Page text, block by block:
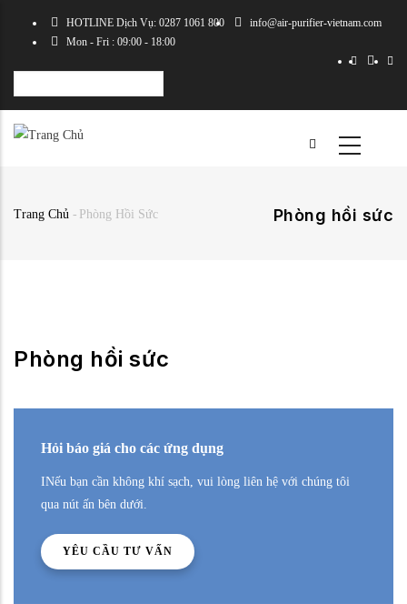
HOTLINE Dịch Vụ: 0287 1061 800
info@air-purifier-vietnam.com
Mon - Fri : 09:00 - 18:00
your
Phòng hồi sức
Trang Chủ - Phòng Hồi Sức
Phòng hồi sức
Hỏi báo giá cho các ứng dụng
INếu bạn cần không khí sạch, vui lòng liên hệ với chúng tôi
qua nút ấn bên dưới.
YÊU CẦU TƯ VẤN